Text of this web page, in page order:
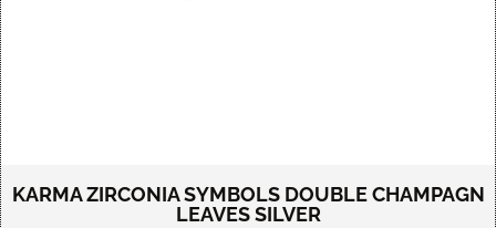
KARMA ZIRCONIA SYMBOLS DOUBLE CHAMPAGN
LEAVES SILVER